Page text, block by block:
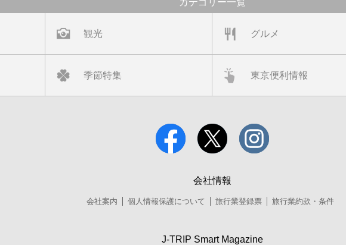
観光 グルメ
季節特集 東京便利情報
会社情報
会社案内 個人情報保護について 旅行業登録票 旅行業約款・条件
J-TRIP Smart Magazine